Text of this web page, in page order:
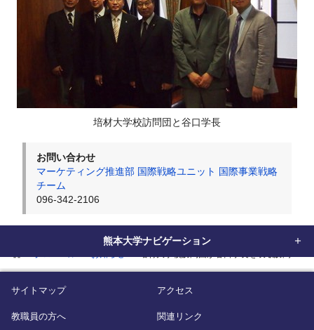
培材大学校訪問団と谷口学長
お問い合わせ
マーケティング推進部 国際戦略ユニット 国際事業戦略
チーム
096-342-2106
熊本大学ナビゲーション
サイトマップ アクセス
教職員の方へ 関連リンク